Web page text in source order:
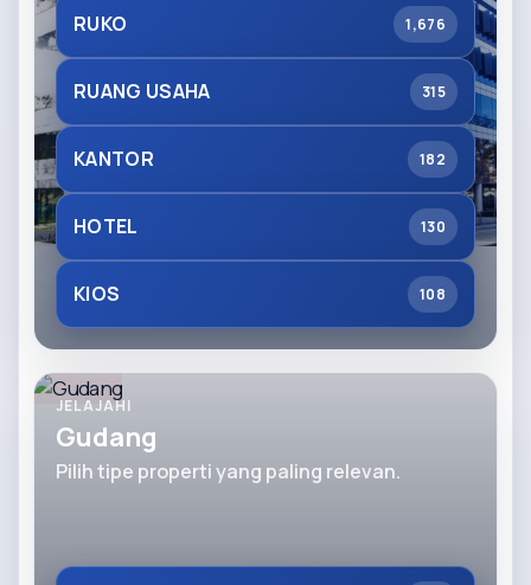
RUKO
1,676
RUANG USAHA 315
KANTOR 182
HOTEL 130
KIOS 108
JELAJAHI
Gudang
Pilih tipe properti yang paling relevan.